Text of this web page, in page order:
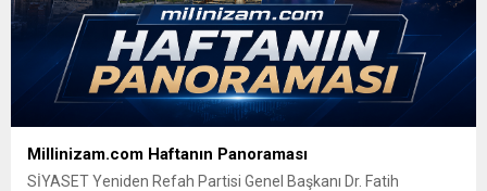
Millinizam.com Haftanın Panoraması
SİYASET Yeniden Refah Partisi Genel Başkanı Dr. Fatih